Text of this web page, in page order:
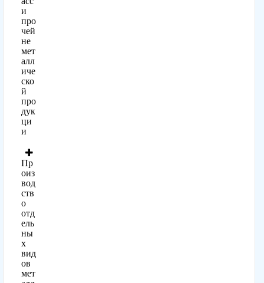
и
про
чей
не
мет
алл
иче
ско
й
про
дук
ци
и
Пр
оиз
вод
ств
о
отд
ель
ны
х
вид
ов
мет